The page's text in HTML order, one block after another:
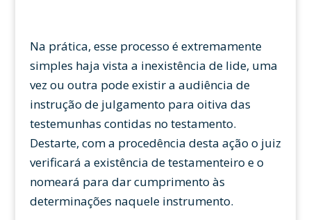
Na prática, esse processo é extremamente
simples haja vista a inexistência de lide, uma
vez ou outra pode existir a audiência de
instrução de julgamento para oitiva das
testemunhas contidas no testamento.
Destarte, com a procedência desta ação o juiz
verificará a existência de testamenteiro e o
nomeará para dar cumprimento às
determinações naquele instrumento.